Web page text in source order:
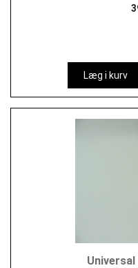
Læg i kurv
Universal